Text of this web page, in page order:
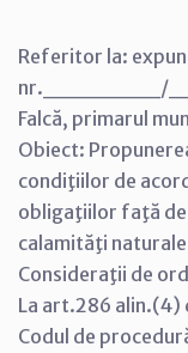
Referitor la:
nr._______/
Falcă, primarul
Obiect:
condiţiilor de
obligaţiilor faţă de
calamităţi
Consideraţii de
La art.286 alin.(4)
Codul de